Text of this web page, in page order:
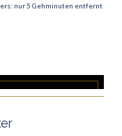
nur 5 Gehminuten entfernt